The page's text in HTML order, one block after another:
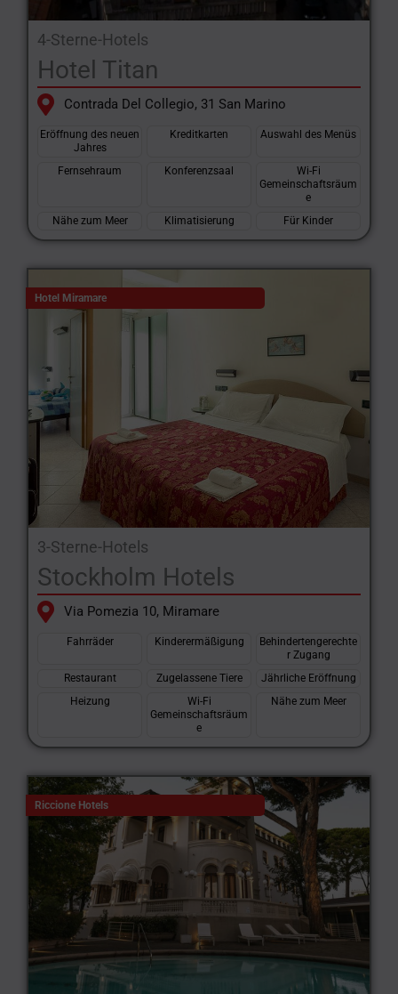
4-Sterne-Hotels
Hotel Titan
Contrada Del Collegio, 31 San Marino
Eröffnung des neuen
Jahres
Kreditkarten Auswahl des Menüs
Fernsehraum Konferenzsaal
Wi-Fi
Gemeinschaftsräum
e
Nähe zum Meer
Klimatisierung Für Kinder
Hotel Miramare
3-Sterne-Hotels
Stockholm Hotels
Via Pomezia 10, Miramare
Fahrräder Kinderermäßigung
Behindertengerechte
r Zugang
Restaurant
Zugelassene Tiere
Jährliche Eröffnung
Heizung
Wi-Fi
Gemeinschaftsräum
e
Nähe zum Meer
Riccione Hotels